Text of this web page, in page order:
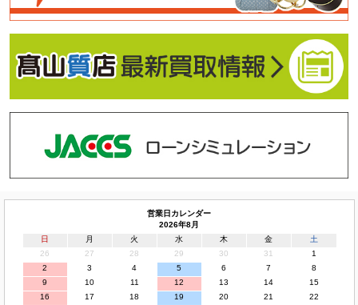
営業日カレンダー
2026年8月
日
月 火 水 木 金
土
26
27 28 29 30 31
1
2
3 4 5 6 7
8
9
10 11 12 13 14
15
16
17 18 19 20 21
22